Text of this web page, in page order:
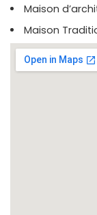
Maison
Maison